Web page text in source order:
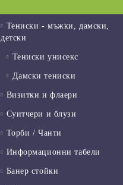
Тениски - мъжки, дамски,
детски
Тениски унисекс
Дамски тениски
Визитки и флаери
Суитчери и блузи
Торби / Чанти
Информационни табели
Банер стойки